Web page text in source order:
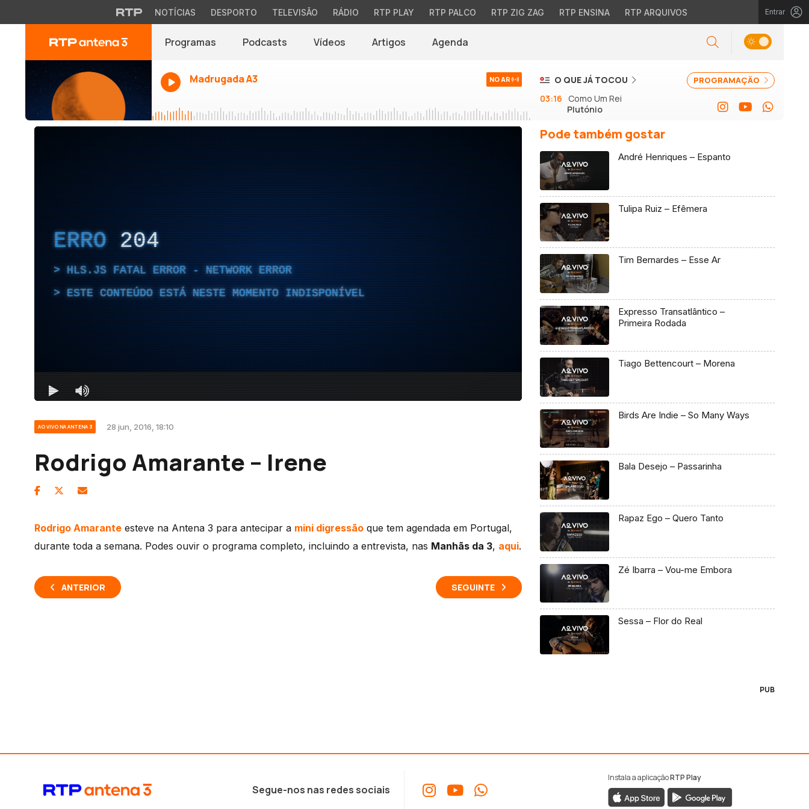
NOTÍCIAS DESPORTO TELEVISÃO RÁDIO RTP PLAY RTP PALCO RTP ZIG ZAG RTP ENSINA RTP ARQUIVOS Entrar
Programas Podcasts Vídeos Artigos Agenda
Madrugada A3 NO AR PROGRAMAÇÃO
O QUE JÁ TOCOU
03:16
Como Um Rei
Plutónio
AO VIVO NA ANTENA 3 28 jun, 2016, 18:10
Rodrigo Amarante – Irene
Rodrigo Amarante esteve na Antena 3 para antecipar a mini digressão que tem agendada em Portugal,
durante toda a semana. Podes ouvir o programa completo, incluindo a entrevista, nas Manhãs da 3, aqui.
ANTERIOR SEGUINTE
Pode também gostar
André Henriques – Espanto
Tulipa Ruiz – Efêmera
Tim Bernardes – Esse Ar
Expresso Transatlântico –
Primeira Rodada
Tiago Bettencourt – Morena
Birds Are Indie – So Many Ways
Bala Desejo – Passarinha
Rapaz Ego – Quero Tanto
Zé Ibarra – Vou-me Embora
Sessa – Flor do Real
PUB
Segue-nos nas redes sociais
Instala a aplicaçãoRTP Play